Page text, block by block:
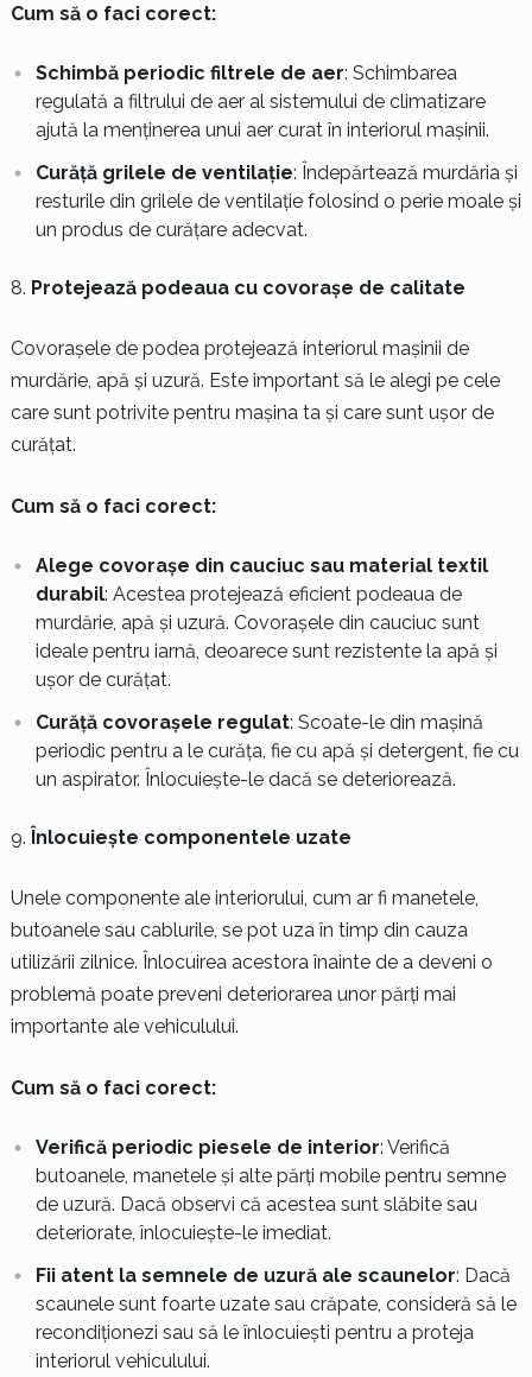
Cum să o faci corect:
Schimbă periodic filtrele de aer: Schimbarea
regulată a filtrului de aer al sistemului de climatizare
ajută la menținerea unui aer curat în interiorul mașinii.
Curăță grilele de ventilație: Îndepărtează murdăria și
resturile din grilele de ventilație folosind o perie moale și
un produs de curățare adecvat.
Protejează podeaua cu covorașe de calitate
Covorașele de podea protejează interiorul mașinii de
murdărie, apă și uzură. Este important să le alegi pe cele
care sunt potrivite pentru mașina ta și care sunt ușor de
curățat.
Cum să o faci corect:
Alege covorașe din cauciuc sau material textil
durabil: Acestea protejează eficient podeaua de
murdărie, apă și uzură. Covorașele din cauciuc sunt
ideale pentru iarnă, deoarece sunt rezistente la apă și
ușor de curățat.
Curăță covorașele regulat: Scoate-le din mașină
periodic pentru a le curăța, fie cu apă și detergent, fie cu
un aspirator. Înlocuiește-le dacă se deteriorează.
Înlocuiește componentele uzate
Unele componente ale interiorului, cum ar fi manetele,
butoanele sau cablurile, se pot uza în timp din cauza
utilizării zilnice. Înlocuirea acestora înainte de a deveni o
problemă poate preveni deteriorarea unor părți mai
importante ale vehiculului.
Cum să o faci corect:
Verifică periodic piesele de interior: Verifică
butoanele, manetele și alte părți mobile pentru semne
de uzură. Dacă observi că acestea sunt slăbite sau
deteriorate, înlocuiește-le imediat.
Fii atent la semnele de uzură ale scaunelor: Dacă
scaunele sunt foarte uzate sau crăpate, consideră să le
recondiționezi sau să le înlocuiești pentru a proteja
interiorul vehiculului.